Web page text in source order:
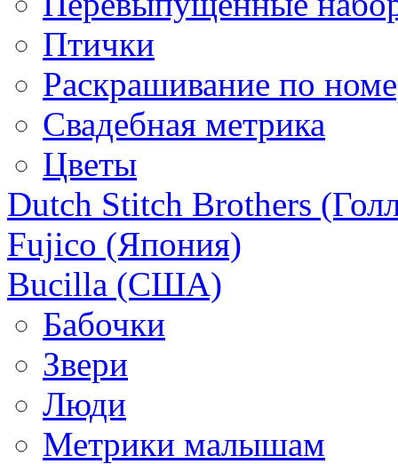
Птички
Раскрашивание по
Свадебная метрика
Цветы
Dutch Stitch Brothers
Fujico (Япония)
Bucilla (США)
Бабочки
Звери
Люди
Метрики малышам